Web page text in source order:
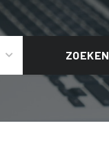
ZOEKEN